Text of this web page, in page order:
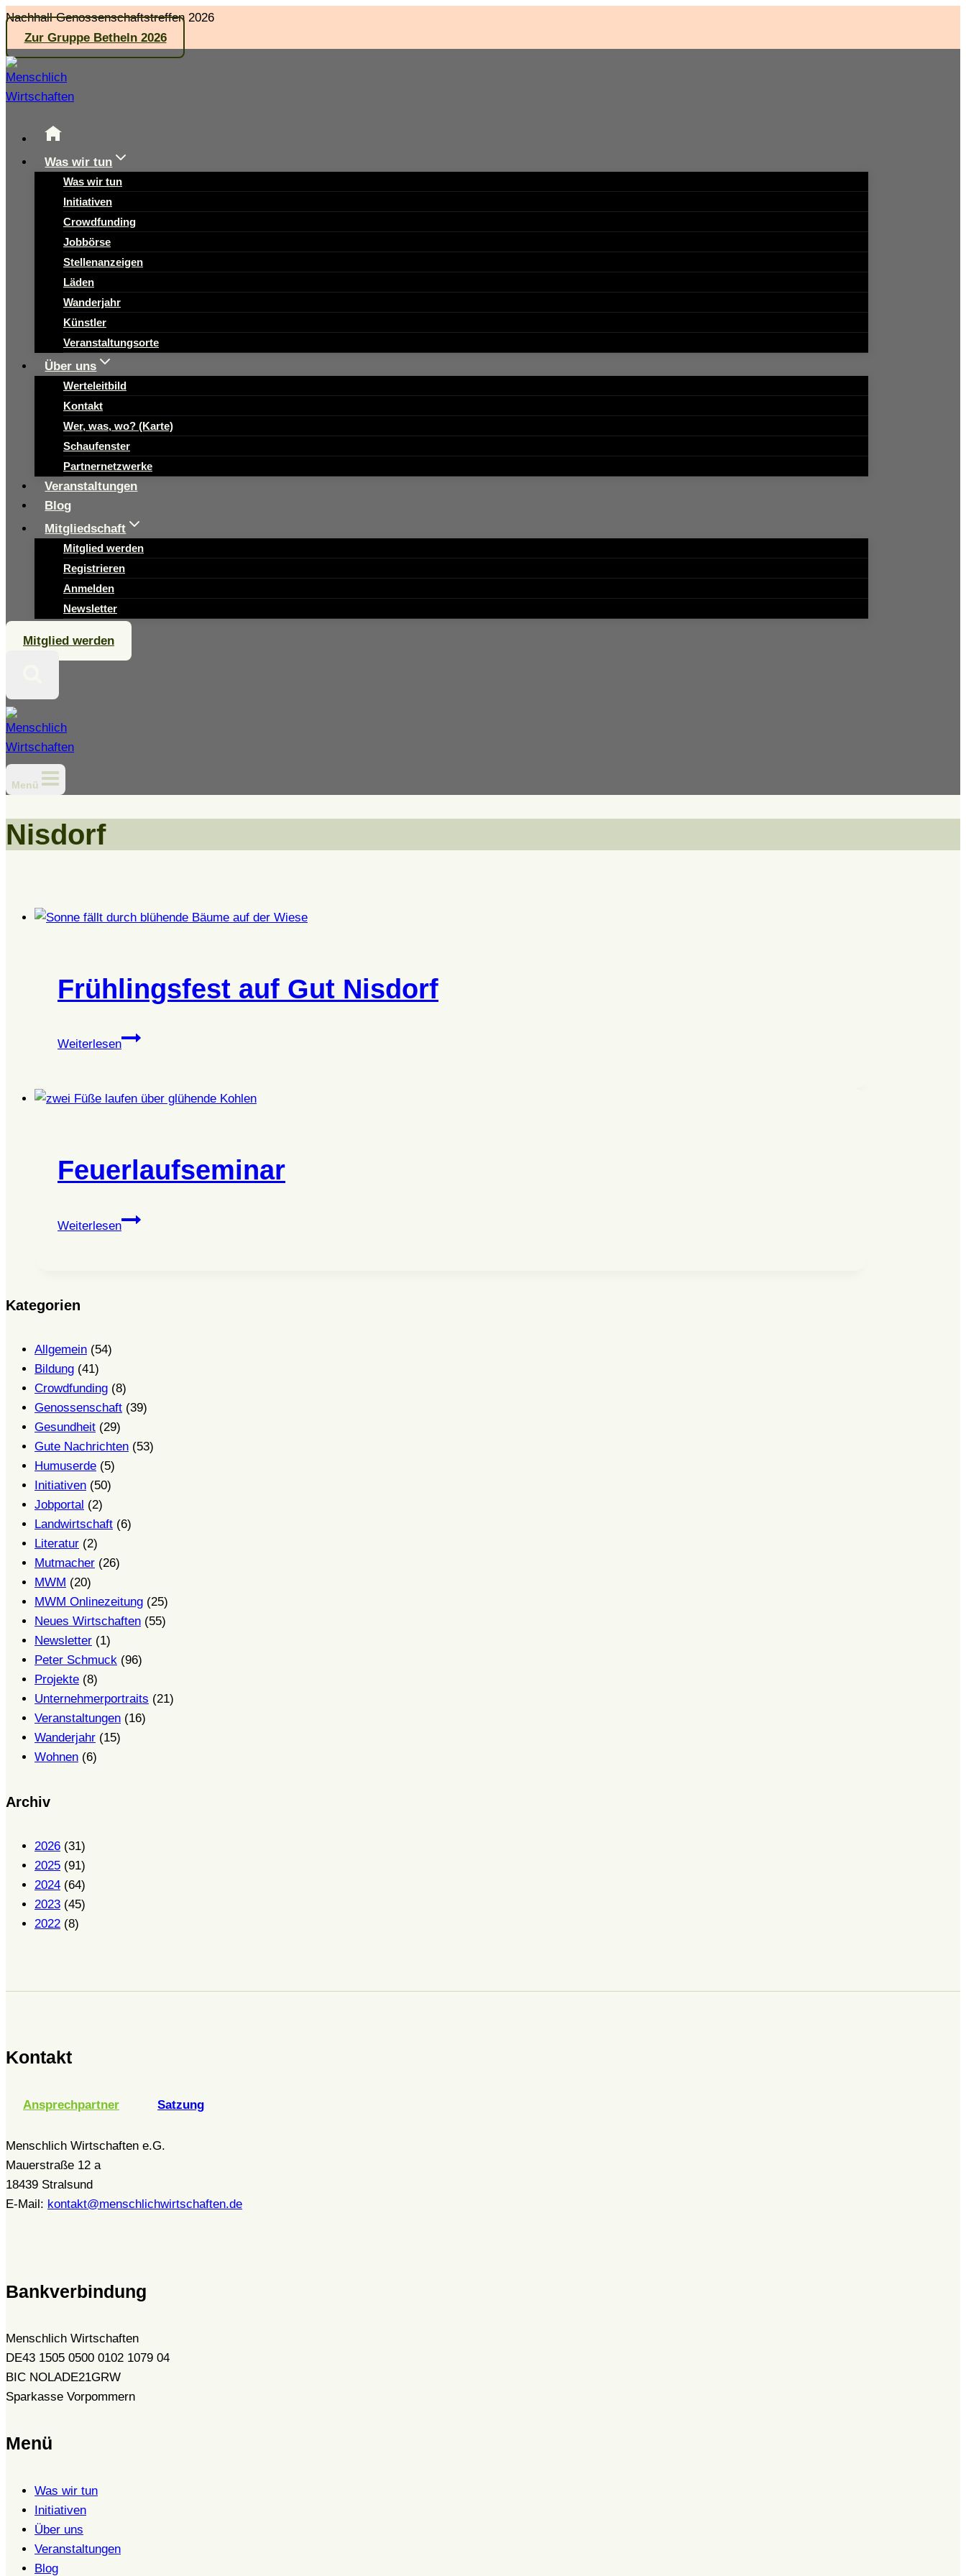
Zum
Inhalt
springen
Nachhall Genossenschaftstreffen 2026
Zur Gruppe Betheln 2026
Was wir tun
Was wir tun
Initiativen
Crowdfunding
Jobbörse
Stellenanzeigen
Läden
Wanderjahr
Künstler
Veranstaltungsorte
Über uns
Werteleitbild
Kontakt
Wer, was, wo? (Karte)
Schaufenster
Partnernetzwerke
Veranstaltungen
Blog
Mitgliedschaft
Mitglied werden
Registrieren
Anmelden
Newsletter
Mitglied werden
Menü
Nisdorf
Frühlingsfest auf Gut Nisdorf
Weiterlesen
Frühlingsfest
Nisdorf
Feuerlaufseminar
Weiterlesen
Feuerlaufseminar
Kategorien
Allgemein (54)
Bildung (41)
Crowdfunding (8)
Genossenschaft (39)
Gesundheit (29)
Gute Nachrichten (53)
Humuserde (5)
Initiativen (50)
Jobportal (2)
Landwirtschaft (6)
Literatur (2)
Mutmacher (26)
MWM (20)
MWM Onlinezeitung (25)
Neues Wirtschaften (55)
Newsletter (1)
Peter Schmuck (96)
Projekte (8)
Unternehmerportraits (21)
Veranstaltungen (16)
Wanderjahr (15)
Wohnen (6)
Archiv
2026 (31)
2025 (91)
2024 (64)
2023 (45)
2022 (8)
Kontakt
Ansprechpartner Satzung
Menschlich Wirtschaften e.G.
Mauerstraße 12 a
18439 Stralsund
E-Mail: kontakt@menschlichwirtschaften.de
Bankverbindung
Menschlich Wirtschaften
DE43 1505 0500 0102 1079 04
BIC NOLADE21GRW
Sparkasse Vorpommern
Menü
Was wir tun
Initiativen
Über uns
Veranstaltungen
Blog